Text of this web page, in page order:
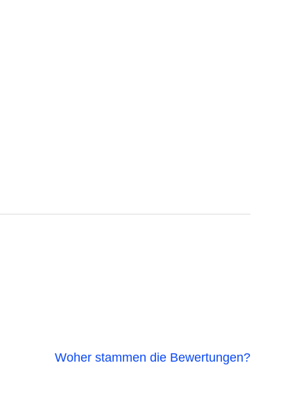
Woher stammen die Bewertungen?